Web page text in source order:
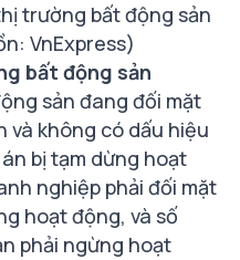
trường bất động sản
VnExpress)
bất động sản
sản đang đối mặt
và không có dấu hiệu
bị tạm dừng hoạt
nghiệp phải đối mặt
hoạt động, và số
phải ngừng hoạt